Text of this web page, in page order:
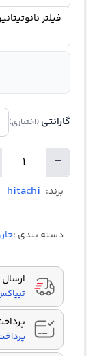
فیلتر
گارانتی (اختیاری)
−
برند: hitachi
دسته بندی :